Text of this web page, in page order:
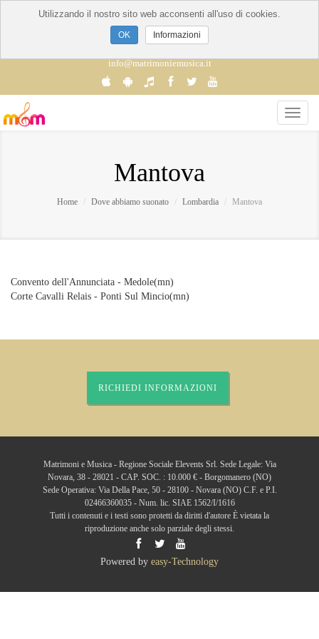
info@matrimoniemusica.it
Mantova
Home Dove abbiamo suonato Lombardia Mantova
Convento dell'Annunciata - Medole(mn)
Corte Cavalli Relais - Ponti Sul Mincio(mn)
RICHIEDI INFORMAZIONI
Matrimoni e Musica - Regione Sociale Elevents Srl. Sede Legale: Via
Novara, 38 - 28021 - CAP. SOC. : 10.000 € - Borgomanero (NO)
Sede Operativa: Via Della Pace, 50 - 28100 - Novara (NO) C.F. e P.I.
02466360035 - Num. lic. SIAE 1562/I/1616
Tutti i contenuti e i testi sono protetti da diritti d'autore È vietata la
riproduzione anche solo parziale degli stessi.
Powered by easy-Technology
Utilizzando il nostro sito web acconsenti all'uso di cookies.
Informazioni